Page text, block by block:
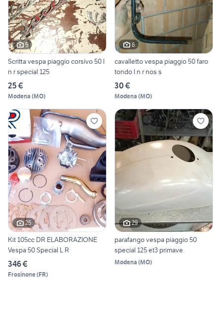
5
Scritta vespa piaggio corsivo 50 l
n r special 125
25 €
Modena (MO)
6
cavalletto vespa piaggio 50 faro
tondo l n r nos s
30 €
Modena (MO)
25
Kit 105cc DR ELABORAZIONE
Vespa 50 Special L R
346 €
Frosinone(FR)
29
parafango vespa piaggio 50
special 125 et3 primave
Modena (MO)